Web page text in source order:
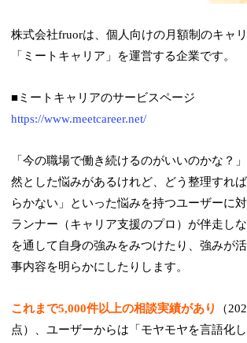
株式会社fruorは、個人向けの月額制のキャ
「ミートキャリア」を運営する企業です。
■ミートキャリアのサービスページ
https://www.meetcareer.net/
「今の職場で働き続けるのがいいのかな？
然とした悩みがあるけれど、どう整理すれ
らかない」といった悩みを持つユーザーに
ランナー（キャリア支援のプロ）が伴走し
を通して自身の強みをみつけたり、強みが
事内容を明らかにしたりします。
これまで5,000件以上の相談実績があり
（
点）、ユーザーからは「モヤモヤを言語化